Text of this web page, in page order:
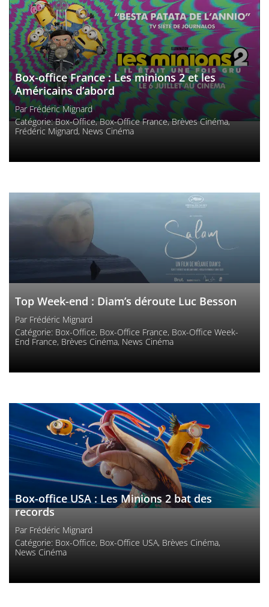
Box-office France : Les minions 2 et les
Américains d’abord
ParFrédéric Mignard
Catégorie: Box-Office,Box-Office France,Brèves Cinéma,
Frédéric Mignard, News Cinéma
Top Week-end : Diam’s déroute Luc Besson
Par Frédéric Mignard
Catégorie: Box-Office, Box-Office France, Box-Office Week-
End France, Brèves Cinéma, News Cinéma
Box-office USA : Les Minions 2 bat des
records
Par Frédéric Mignard
Catégorie: Box-Office, Box-Office USA, Brèves Cinéma,
News Cinéma